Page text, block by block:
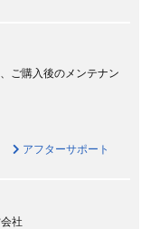
ご購入後のメンテナン
アフターサポート
社